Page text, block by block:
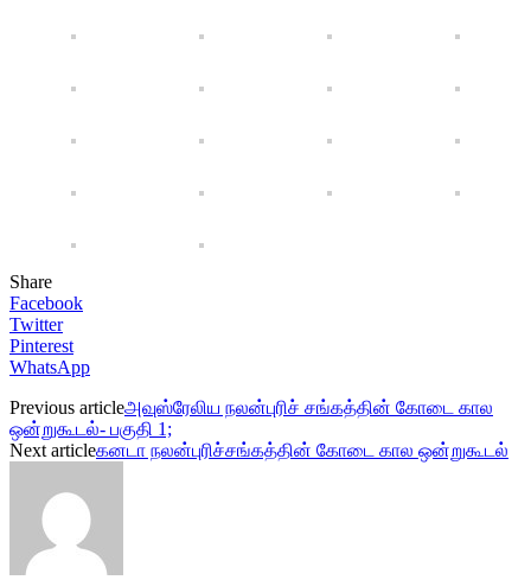
Share
Facebook
Twitter
Pinterest
WhatsApp
Previous articleஅவுஸ்ரேலிய நலன்புரிச் சங்கத்தின் கோடை கால
ஒன்றுகூடல்- பகுதி 1;
Next articleகனடா நலன்புரிச்சங்கத்தின் கோடை கால ஒன்றுகூடல்